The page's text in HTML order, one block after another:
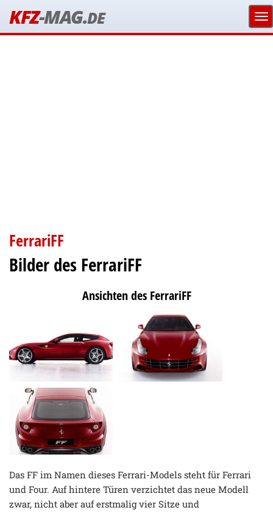
KFZ-MAG.DE
FerrariFF
Bilder des FerrariFF
Ansichten des FerrariFF
Das FF im Namen dieses Ferrari-Models steht für Ferrari
und Four. Auf hintere Türen verzichtet das neue Modell
zwar, nicht aber auf erstmalig vier Sitze und